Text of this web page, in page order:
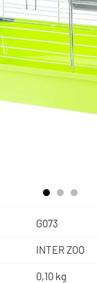
G073
INTER ZOO
0,10 kg